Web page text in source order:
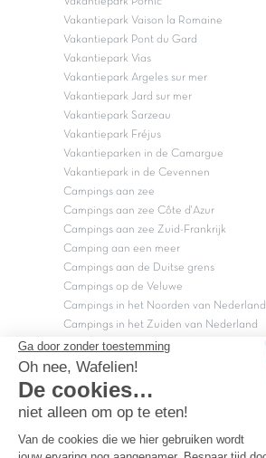
Vakantiepark Vaison la Romaine
Vakantiepark Pont du Gard
Vakantiepark Vias
Vakantiepark Argeles sur mer
Vakantiepark Jard sur mer
Vakantiepark Sarzeau
Vakantiepark Fréjus
Vakantieparken in de Camargue
Vakantiepark in de Cevennen
Campings aan zee
Campings aan zee Côte d'Azur
Campings aan zee Zuid-Frankrijk
Camping aan een meer
Campings aan de Duitse grens
Campings op de Veluwe
Campings in het Noorden van Nederland
Campings in het Zuiden van Nederland
Copyright Capfun 2026 ©
Bij Capfun solliciteren
Veelgestelde vragen
Dutchbox Vakantiepark
Superdeals